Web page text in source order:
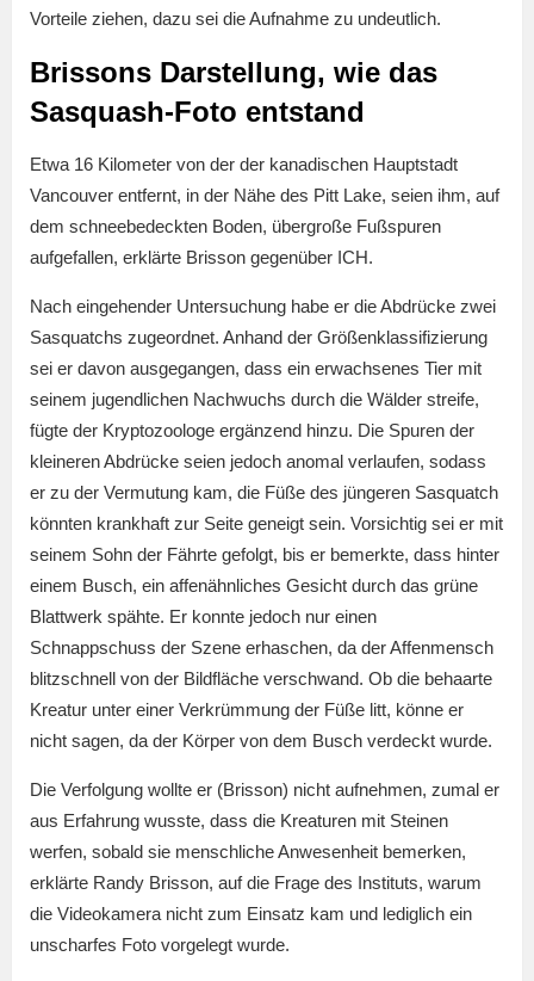
Vorteile ziehen, dazu sei die Aufnahme zu undeutlich.
Brissons Darstellung, wie das
Sasquash-Foto entstand
Etwa 16 Kilometer von der der kanadischen Hauptstadt
Vancouver entfernt, in der Nähe des Pitt Lake, seien ihm, auf
dem schneebedeckten Boden, übergroße Fußspuren
aufgefallen, erklärte Brisson gegenüber ICH.
Nach eingehender Untersuchung habe er die Abdrücke zwei
Sasquatchs zugeordnet. Anhand der Größenklassifizierung
sei er davon ausgegangen, dass ein erwachsenes Tier mit
seinem jugendlichen Nachwuchs durch die Wälder streife,
fügte der Kryptozoologe ergänzend hinzu. Die Spuren der
kleineren Abdrücke seien jedoch anomal verlaufen, sodass
er zu der Vermutung kam, die Füße des jüngeren Sasquatch
könnten krankhaft zur Seite geneigt sein. Vorsichtig sei er mit
seinem Sohn der Fährte gefolgt, bis er bemerkte, dass hinter
einem Busch, ein affenähnliches Gesicht durch das grüne
Blattwerk spähte. Er konnte jedoch nur einen
Schnappschuss der Szene erhaschen, da der Affenmensch
blitzschnell von der Bildfläche verschwand. Ob die behaarte
Kreatur unter einer Verkrümmung der Füße litt, könne er
nicht sagen, da der Körper von dem Busch verdeckt wurde.
Die Verfolgung wollte er (Brisson) nicht aufnehmen, zumal er
aus Erfahrung wusste, dass die Kreaturen mit Steinen
werfen, sobald sie menschliche Anwesenheit bemerken,
erklärte Randy Brisson, auf die Frage des Instituts, warum
die Videokamera nicht zum Einsatz kam und lediglich ein
unscharfes Foto vorgelegt wurde.